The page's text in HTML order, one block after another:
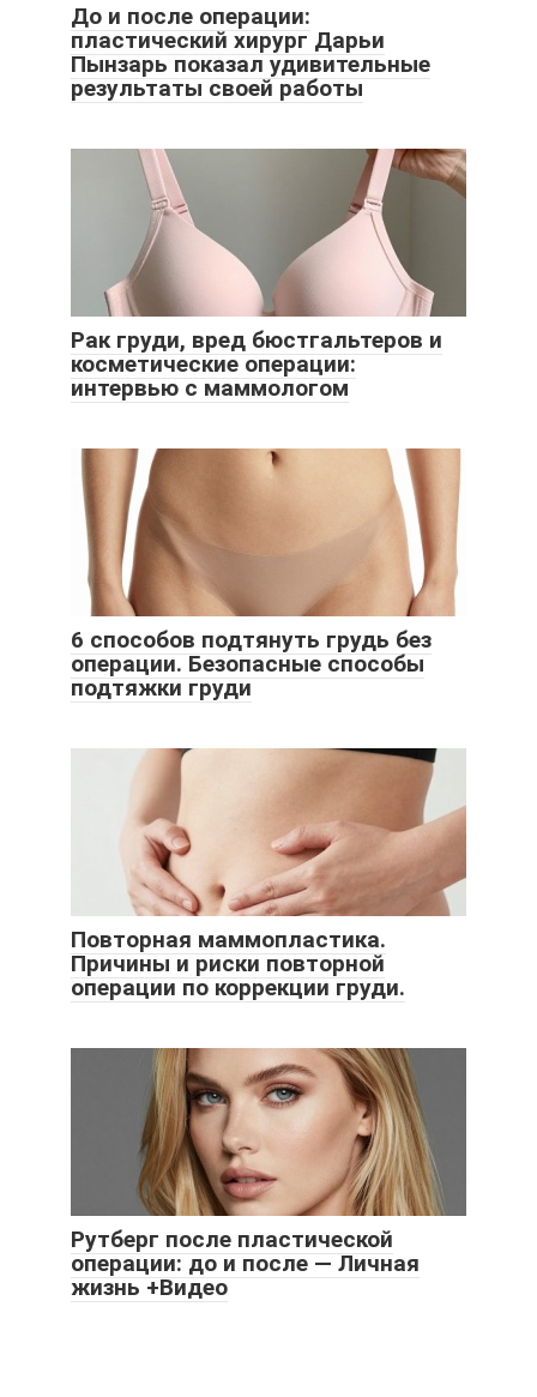
До и после операции:
пластический хирург Дарьи
Пынзарь показал удивительные
результаты своей работы
Рак груди, вред бюстгальтеров и
косметические операции:
интервью с маммологом
6 способов подтянуть грудь без
операции. Безопасные способы
подтяжки груди
Повторная маммопластика.
Причины и риски повторной
операции по коррекции груди.
Рутберг после пластической
операции: до и после — Личная
жизнь +Видео